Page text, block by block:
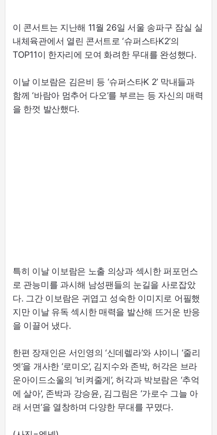
이 콘서트는 지난해 11월 26일 서울 송파구 잠실 실
내체육관에서 열린 콘서트로 ‘슈퍼스타K2’의
TOP11이 한자리에 모여 화려한 무대를 완성했다.
이날 이보람은 김은비 등 ‘슈퍼스타K 2’ 막내들과
함께 ‘바람아 멈추어 다오’를 부르는 등 자신의 매력
을 한껏 발산했다.
특히 이날 이보람은 노출 의상과 섹시한 퍼포먼스
로 관능미를 과시해 남성팬들의 눈길을 사로잡았
다. 그간 이보람은 귀엽고 성숙한 이미지로 어필했
지만 이날 유독 섹시한 매력을 발산해 뜨거운 반응
을 이끌어 냈다.
한편 장재인은 서인영의 ‘신데렐라’와 샤이니 ‘줄리
엣’을 개사한 ‘로미오’, 김지수와 존박, 허각은 브라
운아이드소울의 ‘비켜줄게’, 허각과 박보람은 ‘추억
에 살아’, 존박과 강승윤, 김그림은 ‘가로수 그늘 아
래 서면’을 열창하며 다양한 무대를 꾸몄다.